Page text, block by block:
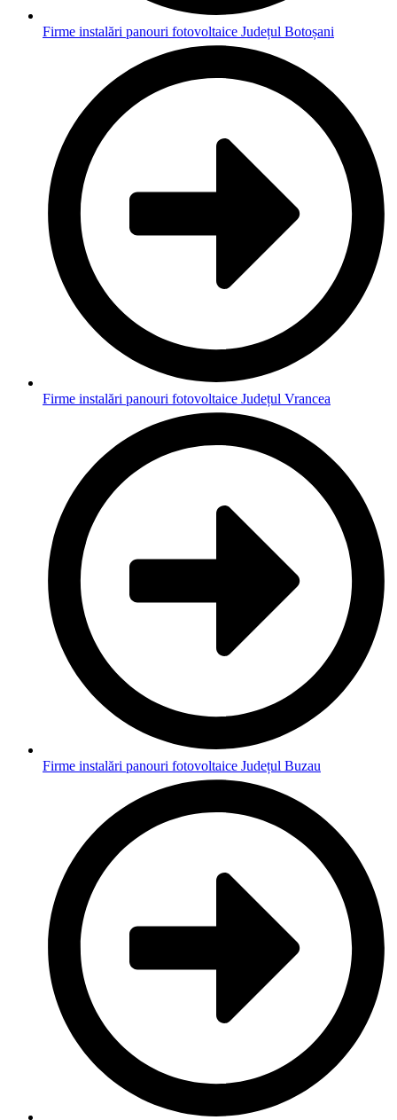
Firme instalări panouri fotovoltaice Județul Botoșani
Firme instalări panouri fotovoltaice Județul Vrancea
Firme instalări panouri fotovoltaice Județul Buzau